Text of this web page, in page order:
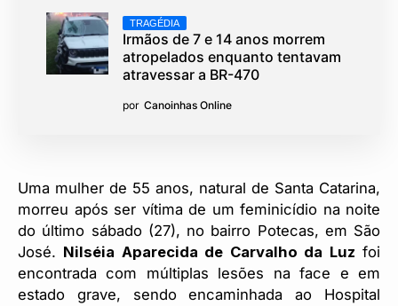
TRAGÉDIA
Irmãos de 7 e 14 anos morrem
atropelados enquanto tentavam
atravessar a BR-470
por Canoinhas Online
Uma mulher de 55 anos, natural de Santa Catarina,
morreu após ser vítima de um feminicídio na noite
do último sábado (27), no bairro Potecas, em São
José. Nilséia Aparecida de Carvalho da Luz foi
encontrada com múltiplas lesões na face e em
estado grave, sendo encaminhada ao Hospital